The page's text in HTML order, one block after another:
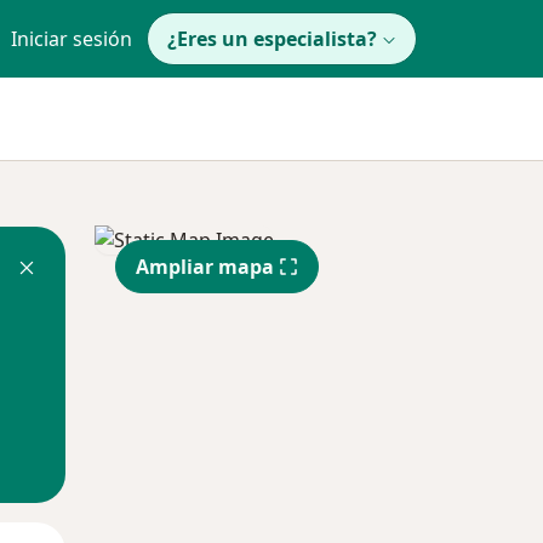
Iniciar sesión ¿Eres un especialista?
Ampliar mapa